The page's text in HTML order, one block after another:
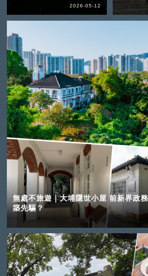
2026-05-12
無處不旅遊｜大埔隱世小屋 前新界政
築先驅？